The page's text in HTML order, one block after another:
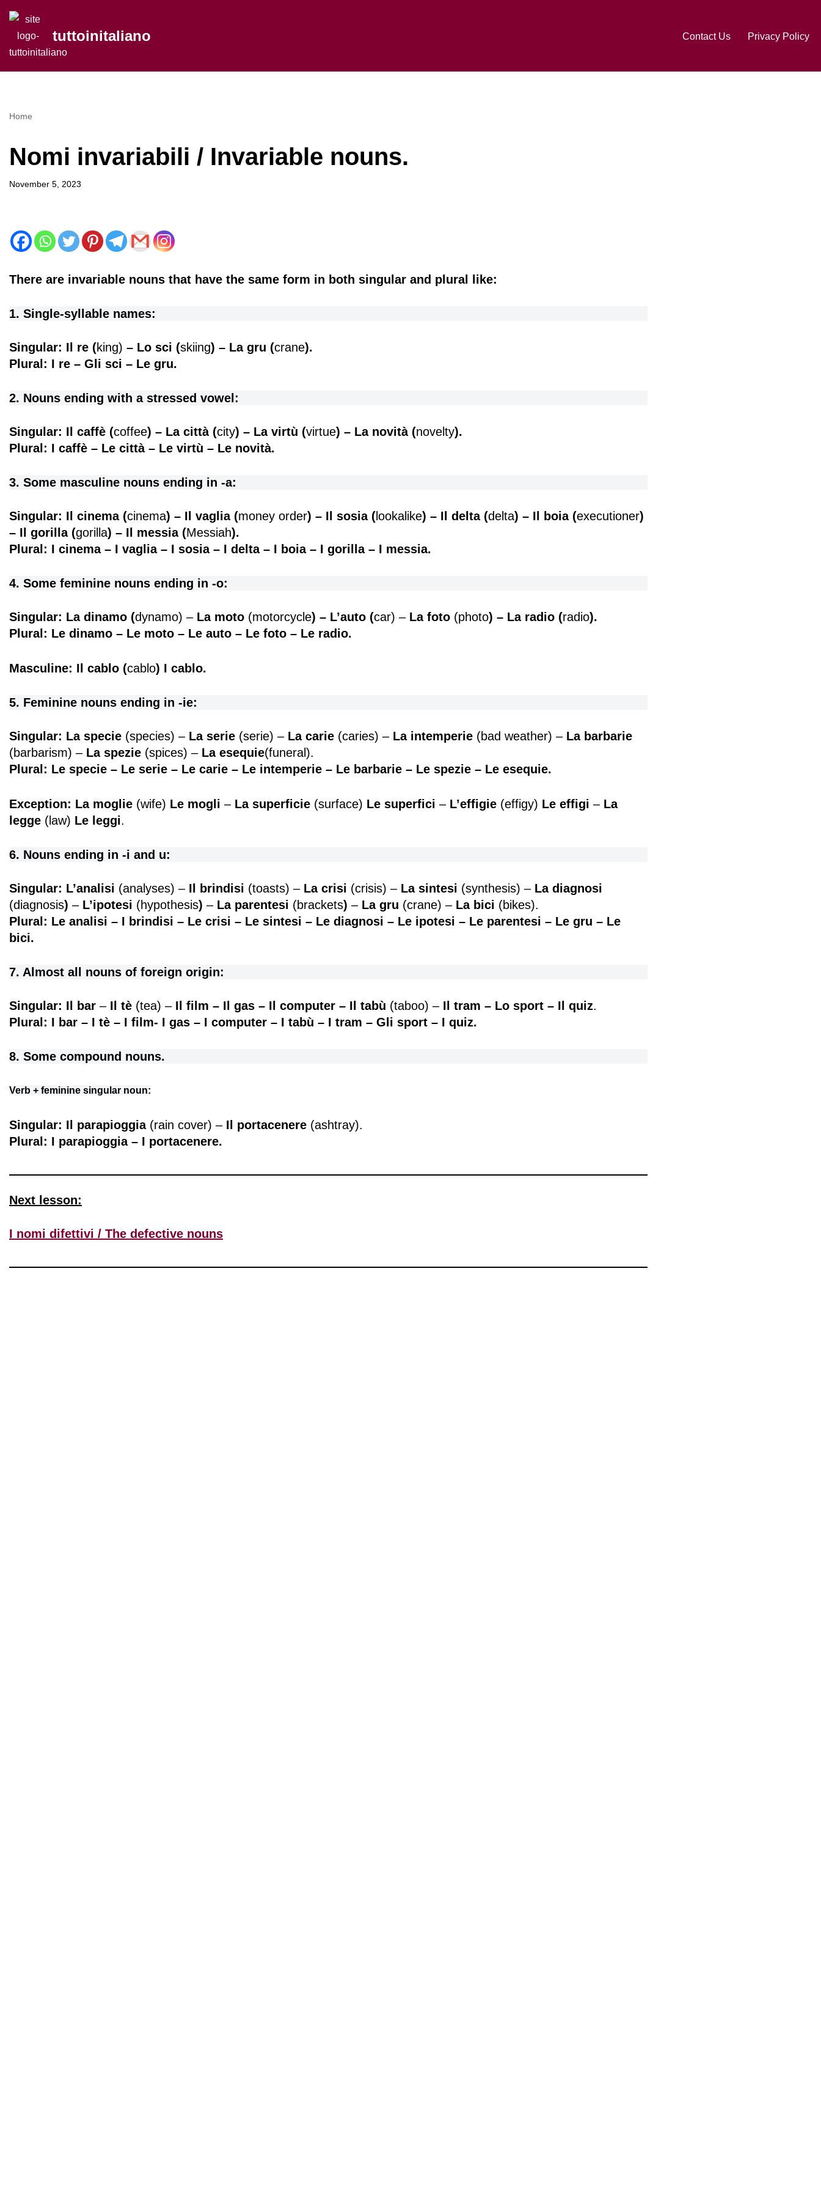
Skip
to
tuttoinitaliano Contact Us Privacy Policy
Home
Nomi invariabili / Invariable nouns.
November 5, 2023
There are invariable nouns that have the same form in both singular and plural like:
1. Single-syllable names:
Singular: Il re (king) – Lo sci (skiing) – La gru (crane).
Plural: I re – Gli sci – Le gru.
2. Nouns ending with a stressed vowel:
Singular: Il caffè (coffee) – La città (city) – La virtù (virtue) – La novità (novelty).
Plural: I caffè – Le città – Le virtù – Le novità.
3. Some masculine nouns ending in -a:
Singular: Il cinema (cinema) – Il vaglia (money order) – Il sosia (lookalike) – Il delta (delta) – Il boia (executioner)
– Il gorilla (gorilla) – Il messia (Messiah).
Plural: I cinema – I vaglia – I sosia – I delta – I boia – I gorilla – I messia.
4. Some feminine nouns ending in -o:
Singular: La dinamo (dynamo) – La moto (motorcycle) – L’auto (car) – La foto (photo) – La radio (radio).
Plural: Le dinamo – Le moto – Le auto – Le foto – Le radio.
Masculine: Il cablo (cablo) I cablo.
5. Feminine nouns ending in -ie:
Singular: La specie (species) – La serie (serie) – La carie (caries) – La intemperie (bad weather) – La barbarie
(barbarism) – La spezie (spices) – La esequie(funeral).
Plural: Le specie – Le serie – Le carie – Le intemperie – Le barbarie – Le spezie – Le esequie.
Exception: La moglie (wife) Le mogli – La superficie (surface) Le superfici – L’effigie (effigy) Le effigi – La
legge (law) Le leggi.
6. Nouns ending in -i and u:
Singular: L’analisi (analyses) – Il brindisi (toasts) – La crisi (crisis) – La sintesi (synthesis) – La diagnosi
(diagnosis) – L’ipotesi (hypothesis) – La parentesi (brackets) – La gru (crane) – La bici (bikes).
Plural: Le analisi – I brindisi – Le crisi – Le sintesi – Le diagnosi – Le ipotesi – Le parentesi – Le gru – Le
bici.
7. Almost all nouns of foreign origin:
Singular: Il bar – Il tè (tea) – Il film – Il gas – Il computer – Il tabù (taboo) – Il tram – Lo sport – Il quiz.
Plural: I bar – I tè – I film- I gas – I computer – I tabù – I tram – Gli sport – I quiz.
8. Some compound nouns.
Verb + feminine singular noun:
Singular: Il parapioggia(rain cover) – Il portacenere (ashtray).
Plural: I parapioggia – I portacenere.
Next lesson:
I nomi difettivi / The defective nouns